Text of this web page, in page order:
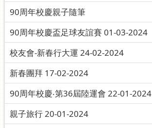
90周年校慶親子隨筆
90周年校慶盃足球友誼賽 01-03-2024
校友會-新春行大運 24-02-2024
新春團拜 17-02-2024
90周年校慶‧第36屆陸運會 22-01-2024
親子旅行 20-01-2024